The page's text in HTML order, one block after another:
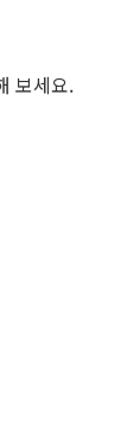
보세요.